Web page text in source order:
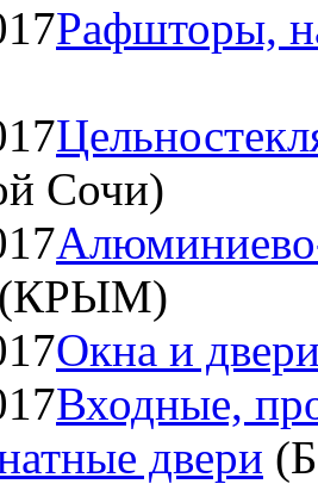
Рафшторы,
Сочи)
(КРЫМ)
Окна и
Входные,
двери (